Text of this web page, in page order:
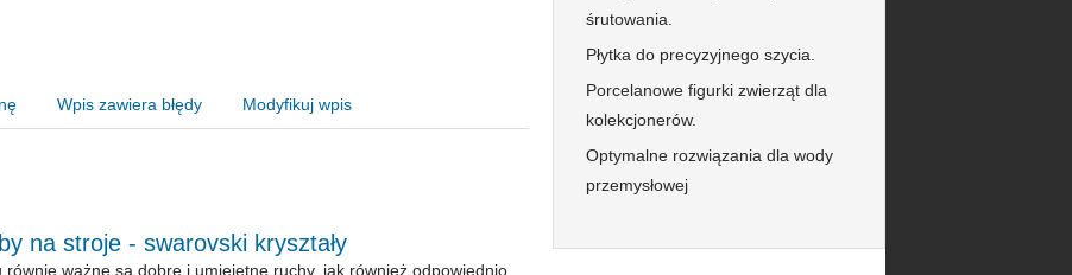
Wpis zawiera błędy Modyfikuj wpis
na stroje - swarovski kryształy
równie ważne są dobre i umiejętne ruchy, jak również odpowiednio
śrutowania.
Płytka do precyzyjnego szycia.
Porcelanowe figurki zwierząt dla
kolekcjonerów.
Optymalne rozwiązania dla wody
przemysłowej